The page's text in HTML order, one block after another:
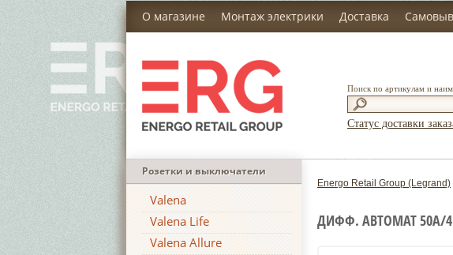
О магазине Монтаж электрики Доставка
Поиск по артикулам и
Статус доставки
Розетки и выключатели
Valena
Valena Life
Valena Allure
Energo Retail Group (Legrand)
ДИФФ. АВТОМАТ 50А/